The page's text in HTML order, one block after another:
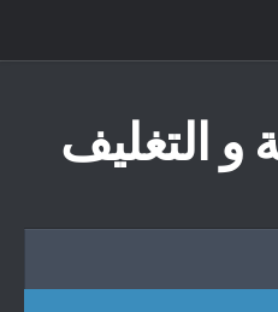
و التغليف